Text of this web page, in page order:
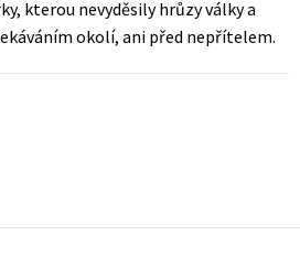
kterou nevyděsily hrůzy války a
okolí, ani před nepřítelem.